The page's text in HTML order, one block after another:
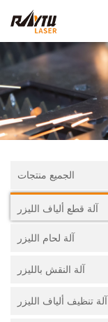
الجميع منتجات
آلة قطع ألياف الليزر
آلة لحام الليزر
آلة النقش بالليزر
آلة تنظيف ألياف الليزر